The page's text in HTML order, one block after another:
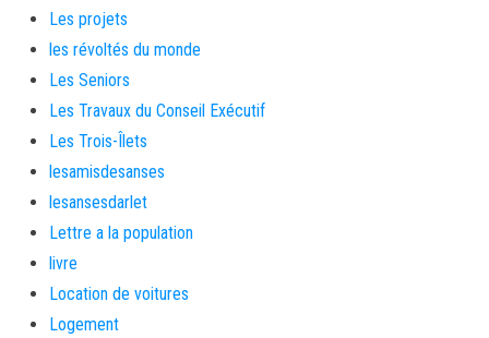
Les projets
les révoltés du monde
Les Seniors
Les Travaux du Conseil Exécutif
Les Trois-Îlets
lesamisdesanses
lesansesdarlet
Lettre a la population
livre
Location de voitures
Logement